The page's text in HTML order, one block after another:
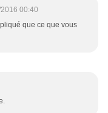
00:40
que ce que vous